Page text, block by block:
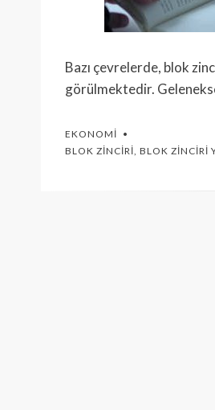
Bazı çevrelerde, blok
görülmektedir.
EKONOMI
BLOK ZINCIRI, BLOK ZINCIRI